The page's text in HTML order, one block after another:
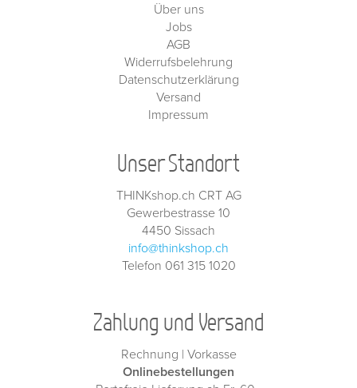
Über uns
Jobs
AGB
Widerrufsbelehrung
Datenschutzerklärung
Versand
Impressum
Unser Standort
THINKshop.ch CRT AG
Gewerbestrasse 10
4450 Sissach
info@thinkshop.ch
Telefon 061 315 1020
Zahlung und Versand
Rechnung | Vorkasse
Onlinebestellungen